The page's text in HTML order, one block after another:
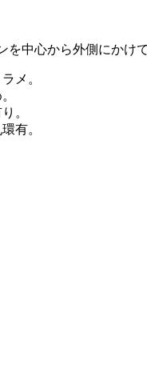
を中心から外側にかけ
メ。
。
有。